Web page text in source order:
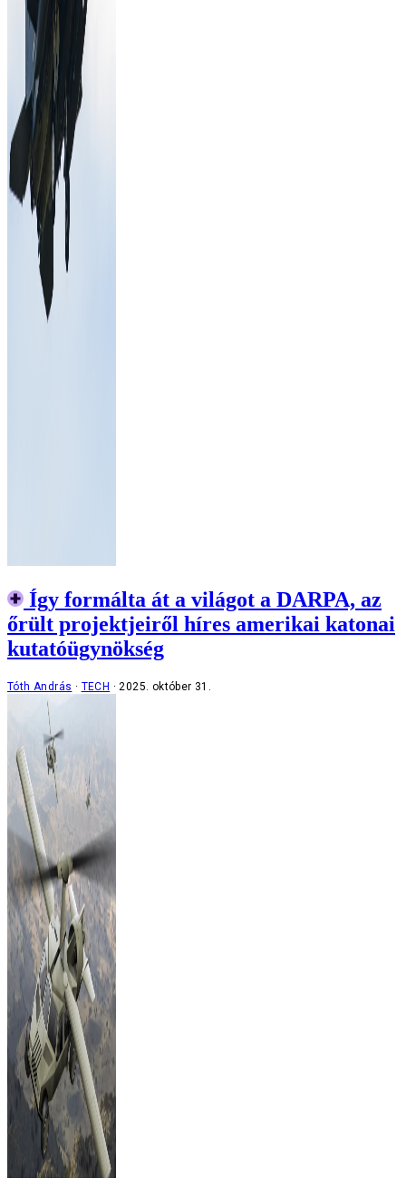
Így formálta át a világot a DARPA, az
őrült projektjeiről híres amerikai katonai
kutatóügynökség
Tóth András TECH 2025. október 31.